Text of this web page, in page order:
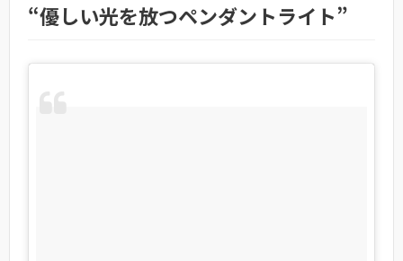
“優しい光を放つペンダントライト”